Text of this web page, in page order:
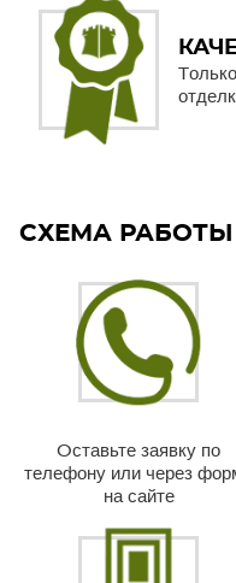
СХЕМА РАБОТЫ
Оставьте заявку по
телефону или через
на сайте